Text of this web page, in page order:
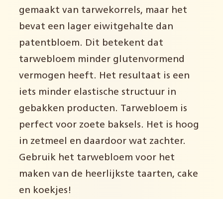
gemaakt van tarwekorrels, maar het
bevat een lager eiwitgehalte dan
patentbloem. Dit betekent dat
tarwebloem minder glutenvormend
vermogen heeft. Het resultaat is een
iets minder elastische structuur in
gebakken producten. Tarwebloem is
perfect voor zoete baksels. Het is hoog
in zetmeel en daardoor wat zachter.
Gebruik het tarwebloem voor het
maken van de heerlijkste taarten, cake
en koekjes!